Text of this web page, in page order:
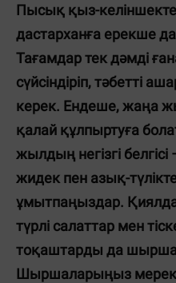
Пысық қыз-
дастарханға ерекше
Тағамдар тек дәмді
сүйсіндіріп, тәбетті
керек. Ендеше, жаңа
қалай құлпыртуға
жылдың негізгі
жидек пен азық-
ұмытпаңыздар.
түрлі салаттар мен
тоқаштарды да
Шыршаларыңыз